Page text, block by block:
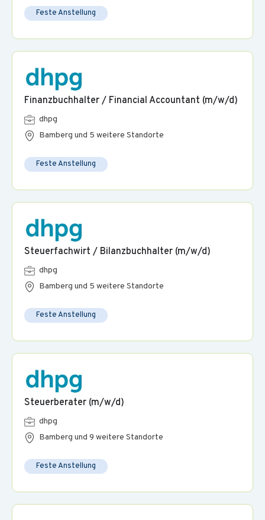
Feste Anstellung
Finanzbuchhalter / Financial Accountant (m/w/d)
dhpg
Bamberg und 5 weitere Standorte
Feste Anstellung
Steuerfachwirt / Bilanzbuchhalter (m/w/d)
dhpg
Bamberg und 5 weitere Standorte
Feste Anstellung
Steuerberater (m/w/d)
dhpg
Bamberg und 9 weitere Standorte
Feste Anstellung